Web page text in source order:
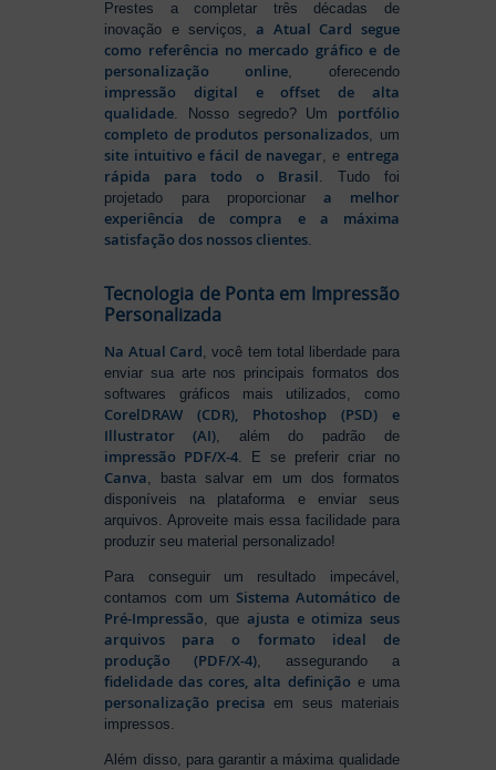
Prestes a completar três décadas de
inovação e serviços,a Atual Card segue
como referência no mercado gráfico e de
personalização online, oferecendo
impressão digital e offset de alta
qualidade. Nosso segredo? Um portfólio
completo de produtos personalizados, um
site intuitivo e fácil de navegar, e entrega
rápida para todo o Brasil. Tudo foi
projetado para proporcionara melhor
experiência de compra e a máxima
satisfação dos nossos clientes.
Tecnologia de Ponta em Impressão
Personalizada
Na Atual Card, você tem total liberdade para
enviar sua arte nos principais formatos dos
softwares gráficos mais utilizados, como
CorelDRAW (CDR), Photoshop (PSD) e
Illustrator (AI), além do padrão de
impressão PDF/X-4. E se preferir criar no
Canva, basta salvar em um dos formatos
disponíveis na plataforma e enviar seus
arquivos. Aproveite mais essa facilidade para
produzir seu material personalizado!
Para conseguir um resultado impecável,
contamos com um Sistema Automático de
Pré-Impressão , queajusta e otimiza seus
arquivos para o formato ideal de
produção (PDF/X-4) , assegurando a
fidelidade das cores, alta definição e uma
personalização precisa em seus materiais
impressos.
Além disso, para garantir a máxima qualidade